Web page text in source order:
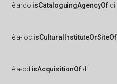
è arco:isCataloguingAgencyOf di
è a-loc:isCulturalInstituteOrSiteOf
è a-cd:isAcquisitionOf di